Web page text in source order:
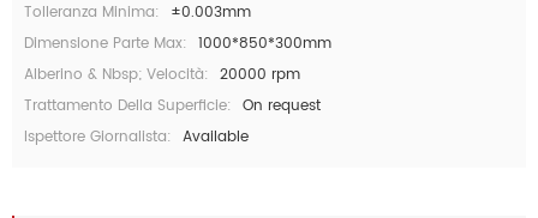
Tolleranza Minima:
±0.003mm
Dimensione Parte Max: 1000*850*300mm
Alberino & Nbsp; Velocità: 20000 rpm
Trattamento Della Superficie: On request
Ispettore Giornalista: Available